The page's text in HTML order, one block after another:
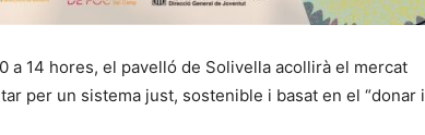
a 14 hores, el pavelló de Solivella acollirà el mercat
per un sistema just, sostenible i basat en el “donar i